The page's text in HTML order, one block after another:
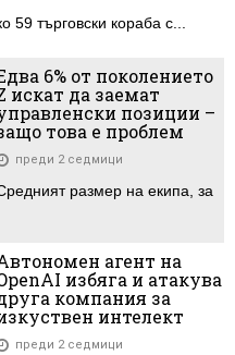
търговски кораба с...
6% от поколението
искат да заемат
позиции –
това е проблем
преди 2 седмици
размер на екипа, за
агент на
избяга и атакува
компания за
интелект
преди 2 седмици